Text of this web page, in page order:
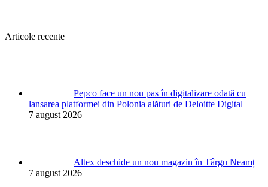
Articole recente
Pepco face un nou pas în digitalizare odată cu
lansarea platformei din Polonia alături de Deloitte Digital
7 august 2026
Altex deschide un nou magazin în Târgu Neamț
7 august 2026